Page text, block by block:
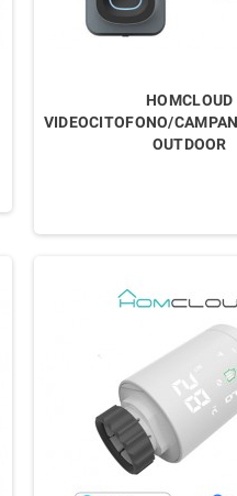
HOMCLOUD
VIDEOCITOFONO/
OUTDOOR